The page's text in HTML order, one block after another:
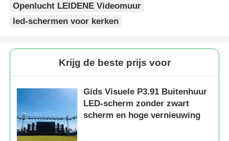
Openlucht LEIDENE Videomuur
led-schermen voor kerken
Krijg de beste prijs voor
Gids Visuele P3.91 Buitenhuur
LED-scherm zonder zwart
scherm en hoge vernieuwing